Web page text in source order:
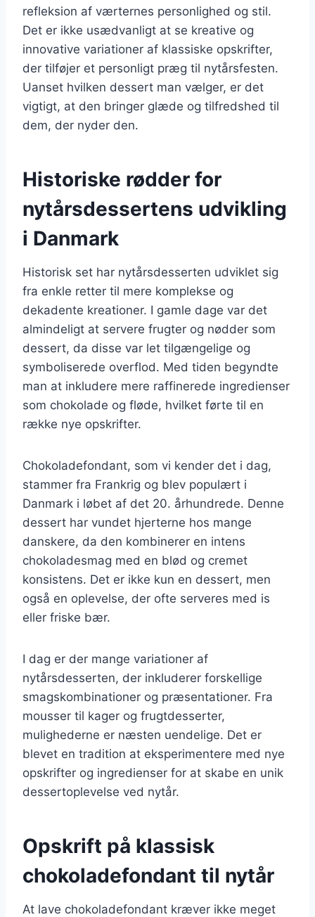
refleksion af værternes personlighed og stil.
Det er ikke usædvanligt at se kreative og
innovative variationer af klassiske opskrifter,
der tilføjer et personligt præg til nytårsfesten.
Uanset hvilken dessert man vælger, er det
vigtigt, at den bringer glæde og tilfredshed til
dem, der nyder den.
Historiske rødder for
nytårsdessertens udvikling
i Danmark
Historisk set har nytårsdesserten udviklet sig
fra enkle retter til mere komplekse og
dekadente kreationer. I gamle dage var det
almindeligt at servere frugter og nødder som
dessert, da disse var let tilgængelige og
symboliserede overflod. Med tiden begyndte
man at inkludere mere raffinerede ingredienser
som chokolade og fløde, hvilket førte til en
række nye opskrifter.
Chokoladefondant, som vi kender det i dag,
stammer fra Frankrig og blev populært i
Danmark i løbet af det 20. århundrede. Denne
dessert har vundet hjerterne hos mange
danskere, da den kombinerer en intens
chokoladesmag med en blød og cremet
konsistens. Det er ikke kun en dessert, men
også en oplevelse, der ofte serveres med is
eller friske bær.
I dag er der mange variationer af
nytårsdesserten, der inkluderer forskellige
smagskombinationer og præsentationer. Fra
mousser til kager og frugtdesserter,
mulighederne er næsten uendelige. Det er
blevet en tradition at eksperimentere med nye
opskrifter og ingredienser for at skabe en unik
dessertoplevelse ved nytår.
Opskrift på klassisk
chokoladefondant til nytår
At lave chokoladefondant kræver ikke meget